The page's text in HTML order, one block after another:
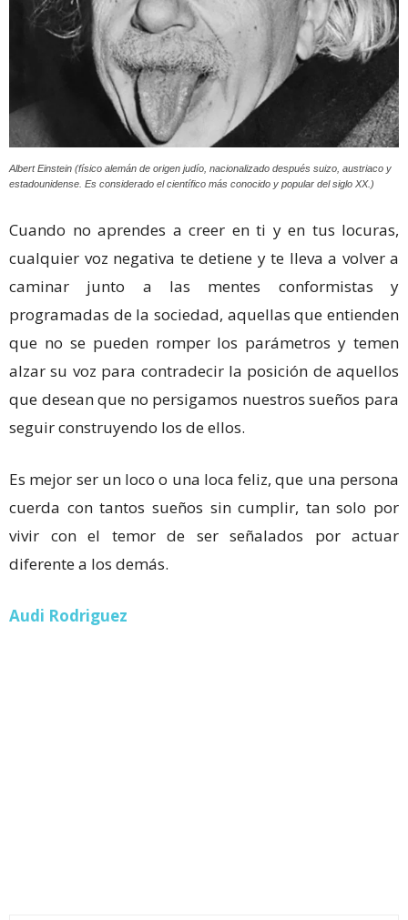
Albert Einstein (físico alemán de origen judío, nacionalizado después suizo, austriaco y
estadounidense. Es considerado el científico más conocido y popular del siglo XX.​​)
Cuando no aprendes a creer en ti y en tus locuras,
cualquier voz negativa te detiene y te lleva a volver a
caminar junto a las mentes conformistas y
programadas de la sociedad, aquellas que entienden
que no se pueden romper los parámetros y temen
alzar su voz para contradecir la posición de aquellos
que desean que no persigamos nuestros sueños para
seguir construyendo los de ellos.
Es mejor ser un loco o una loca feliz, que una persona
cuerda con tantos sueños sin cumplir, tan solo por
vivir con el temor de ser señalados por actuar
diferente a los demás.
Audi Rodriguez